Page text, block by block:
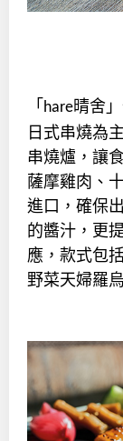
「hare晴舍
日式串燒為
串燒爐，讓
薩摩雞肉、
進口，確保
的醬汁，更
應，款式包
野菜天婦羅